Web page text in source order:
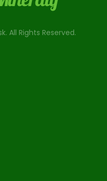
All Rights Reserved.